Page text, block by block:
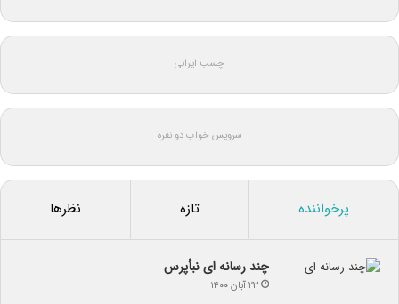
چسب ایرانی
سرویس خواب دو نفره
پرخواننده تازه نظرها
چند رسانه ای نبأپرس
۲۳ آبان ۱۴۰۰